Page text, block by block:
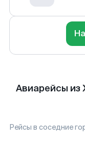
Авиарейсы из
Рейсы в соседние